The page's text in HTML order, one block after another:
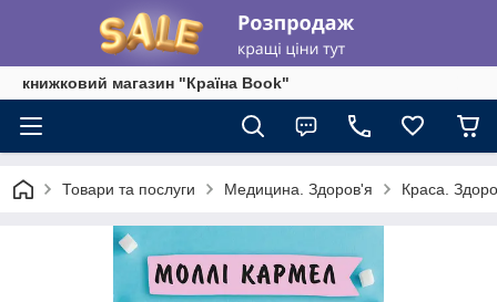
книжковий магазин "Країна Book"
Товари та послуги Медицина. Здоров'я Краса.